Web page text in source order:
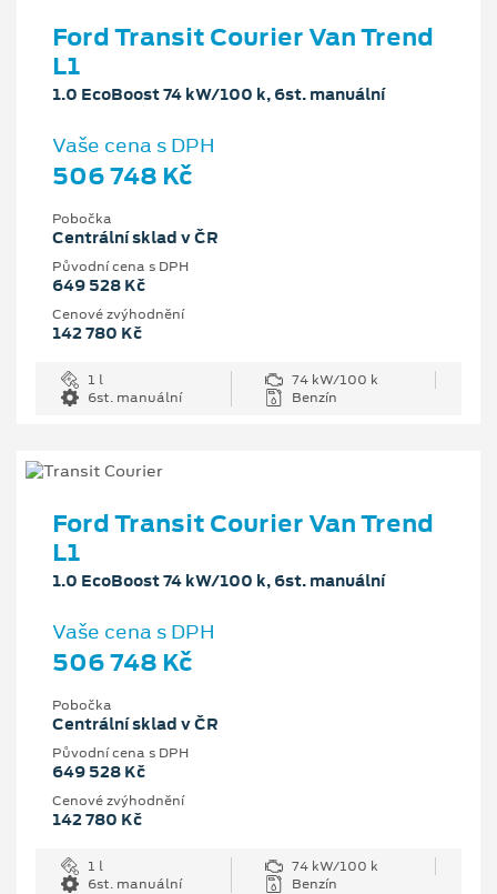
Ford Transit Courier Van Trend
L1
1.0 EcoBoost 74 kW/100 k, 6st. manuální
Vaše cena s DPH
506 748 Kč
Pobočka
Centrální sklad v ČR
Původní cena s DPH
649 528 Kč
Cenové zvýhodnění
142 780 Kč
1 l
74 kW/100 k
6st. manuální
Benzín
Ford Transit Courier Van Trend
L1
1.0 EcoBoost 74 kW/100 k, 6st. manuální
Vaše cena s DPH
506 748 Kč
Pobočka
Centrální sklad v ČR
Původní cena s DPH
649 528 Kč
Cenové zvýhodnění
142 780 Kč
1 l
74 kW/100 k
6st. manuální
Benzín